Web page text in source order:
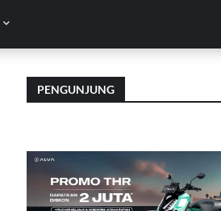
PENGUNJUNG